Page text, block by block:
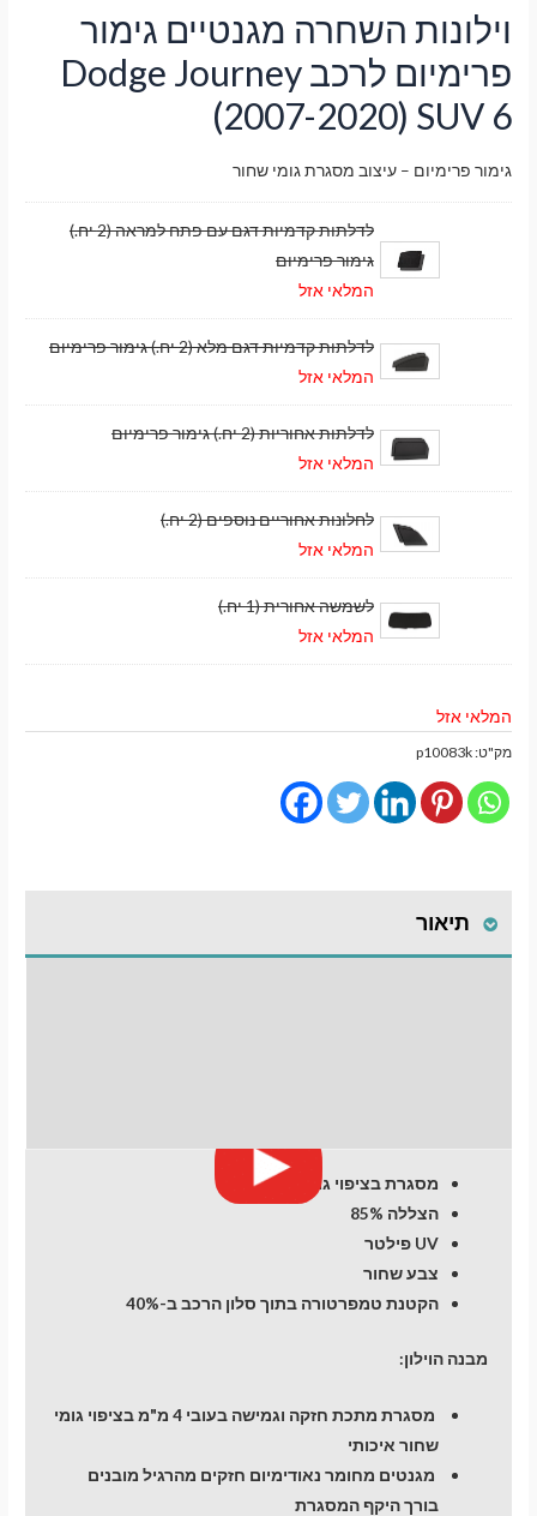
וילונות השחרה מגנטיים גימור
פרימיום לרכב Dodge Journey
(2007-2020) SUV 6
גימור פרימיום – עיצוב מסגרת גומי שחור
לדלתות קדמיות דגם עם פתח למראה (2 יח.)
גימור פרימיום
המלאי אזל
לדלתות קדמיות דגם מלא (2 יח.) גימור פרימיום
המלאי אזל
לדלתות אחוריות (2 יח.) גימור פרימיום
המלאי אזל
לחלונות אחוריים נוספים (2 יח.)
המלאי אזל
לשמשה אחורית (1 יח.)
המלאי אזל
המלאי אזל
מק"ט:p10083k
תיאור
מסגרת בציפוי גומי
הצללה 85%
UV פילטר
צבע שחור
הקטנת טמפרטורה בתוך סלון הרכב ב-40%
מבנה הוילון:
מסגרת מתכת חזקה וגמישה בעובי 4 מ"מ בציפוי גומי
שחור איכותי
מגנטים מחומר נאודימיום חזקים מהרגיל מובנים
בורך היקף המסגרת
תשלום